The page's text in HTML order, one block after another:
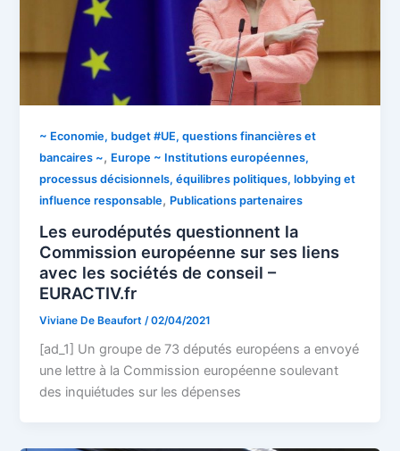
~ Economie, budget #UE, questions financières et
bancaires ~, Europe ~ Institutions européennes,
processus décisionnels, équilibres politiques, lobbying et
influence responsable, Publications partenaires
Les eurodéputés questionnent la
Commission européenne sur ses liens
avec les sociétés de conseil –
EURACTIV.fr
Viviane De Beaufort /02/04/2021
[ad_1] Un groupe de 73 députés européens a envoyé
une lettre à la Commission européenne soulevant
des inquiétudes sur les dépenses